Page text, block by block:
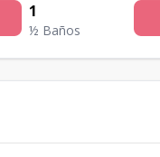
1
½ Baños